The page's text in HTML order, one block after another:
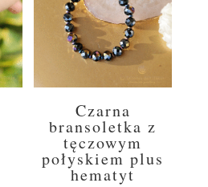
Czarna
bransoletka z
tęczowym
połyskiem plus
hematyt